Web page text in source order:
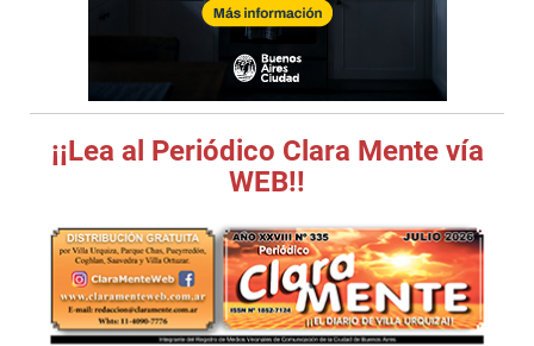
¡¡Lea al Periódico Clara Mente vía
WEB!!